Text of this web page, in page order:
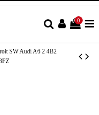
0
SW Audi A6 2 4B2